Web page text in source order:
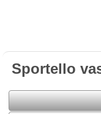
Sportello